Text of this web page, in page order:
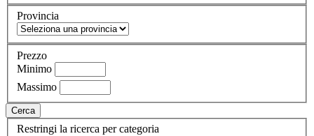
Provincia
Prezzo
Minimo
Massimo
Cerca
Restringi la ricerca per categoria